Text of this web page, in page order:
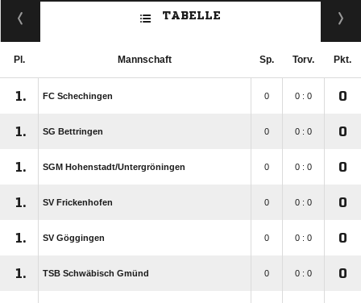
TABELLE
Pl. Mannschaft Sp. Torv. Pkt.
1. FC Schechingen 0 0 : 0 0
1. SG Bettringen 0 0 : 0 0
1. SGM Hohenstadt/​Untergröningen 0 0 : 0 0
1. SV Frickenhofen 0 0 : 0 0
1. SV Göggingen 0 0 : 0 0
1. TSB Schwäbisch Gmünd 0 0 : 0 0